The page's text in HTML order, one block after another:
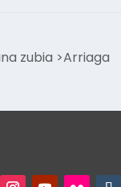
zubia >Arriaga